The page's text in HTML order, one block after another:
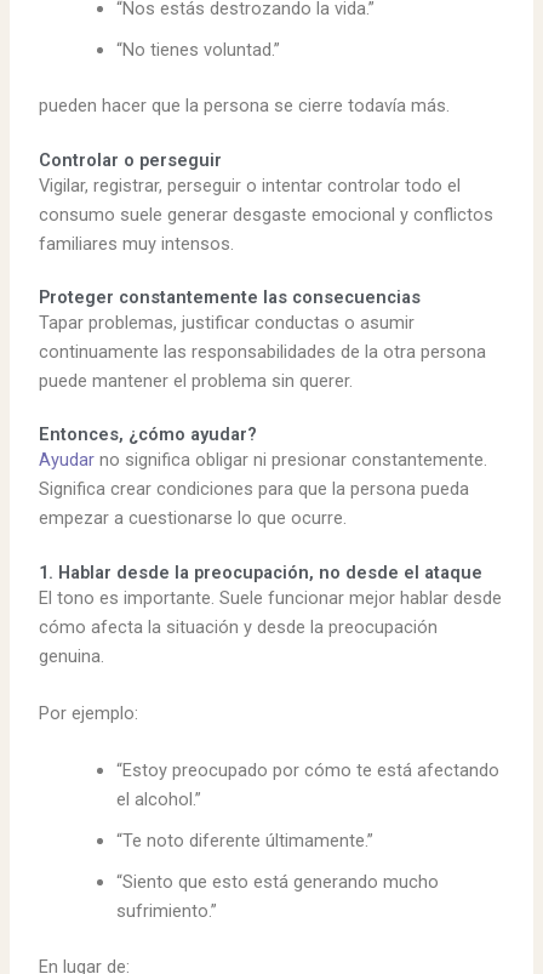
“Nos estás destrozando la vida.”
“No tienes voluntad.”
pueden hacer que la persona se cierre todavía más.
Controlar o perseguir
Vigilar, registrar, perseguir o intentar controlar todo el
consumo suele generar desgaste emocional y conflictos
familiares muy intensos.
Proteger constantemente las consecuencias
Tapar problemas, justificar conductas o asumir
continuamente las responsabilidades de la otra persona
puede mantener el problema sin querer.
Entonces, ¿cómo ayudar?
Ayudar no significa obligar ni presionar constantemente.
Significa crear condiciones para que la persona pueda
empezar a cuestionarse lo que ocurre.
1. Hablar desde la preocupación, no desde el ataque
El tono es importante. Suele funcionar mejor hablar desde
cómo afecta la situación y desde la preocupación
genuina.
Por ejemplo:
“Estoy preocupado por cómo te está afectando
el alcohol.”
“Te noto diferente últimamente.”
“Siento que esto está generando mucho
sufrimiento.”
En lugar de: